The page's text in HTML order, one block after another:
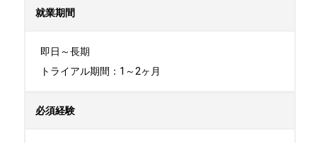
就業期間
即日～長期
トライアル期間：1～2ヶ月
必須経験